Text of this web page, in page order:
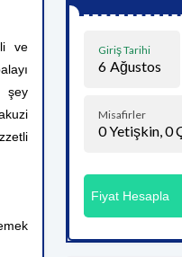
ve
şey
Giriş Tarihi
6 Ağustos
Misafirler
0Yetişkin,0
Fiyat Hesapla